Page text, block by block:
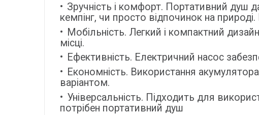
Зручність і комфорт. Портативний душ
кемпінг, чи просто відпочинок на
Мобільність. Легкий і компактний
місці.
Ефективність. Електричний насос
Економність. Використання
варіантом.
Універсальність. Підходить для
потрібен портативний душ